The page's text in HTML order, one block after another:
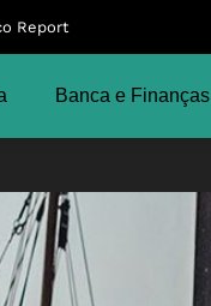
Report
Banca e Finanças